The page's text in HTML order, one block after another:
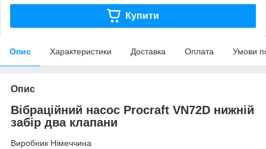
Купити
Опис Характеристики Доставка Оплата Умови
Опис
Вібраційний насос Procraft VN72D нижній
забір два клапани
Виробник Німеччина